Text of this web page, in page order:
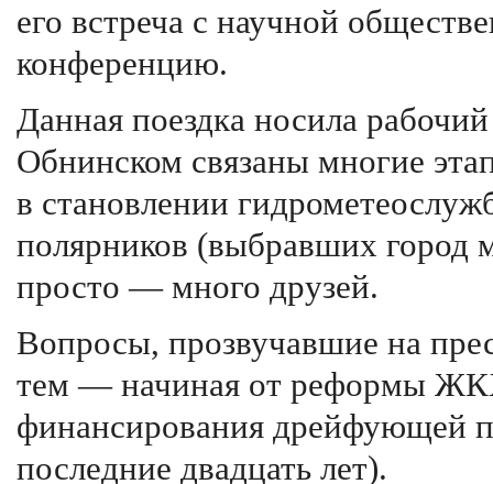
его встреча с научной
конференцию.
Данная поездка носила
Обнинском связаны многие
в становлении
полярников (выбравших город
просто — много друзей.
Вопросы, прозвучавшие на
тем — начиная от реформы
финансирования дрейфующей
последние двадцать лет).